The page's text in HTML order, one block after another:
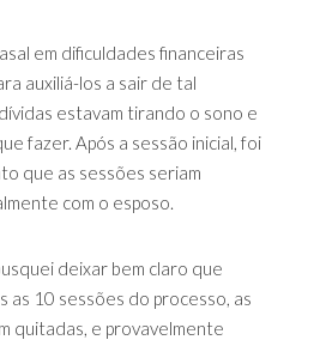
em dificuldades financeiras
auxiliá-los a sair de tal
estavam tirando o sono e
fazer. Após a sessão inicial, foi
que as sessões seriam
com o esposo.
deixar bem claro que
as 10 sessões do processo, as
quitadas, e provavelmente